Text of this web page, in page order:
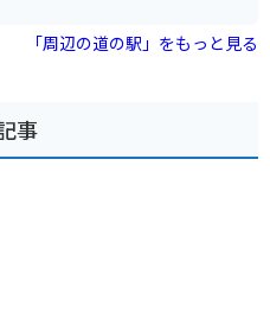
、お土産にいかがでしょうか。
そば」を味わうことができます。 バイ
、道の駅から眺める霧島連山の雄大な景
トラン - 霧島連山の絶景スポット - 温泉
のレジャー施設も充実
「周辺の道の駅」をもっと見る
事